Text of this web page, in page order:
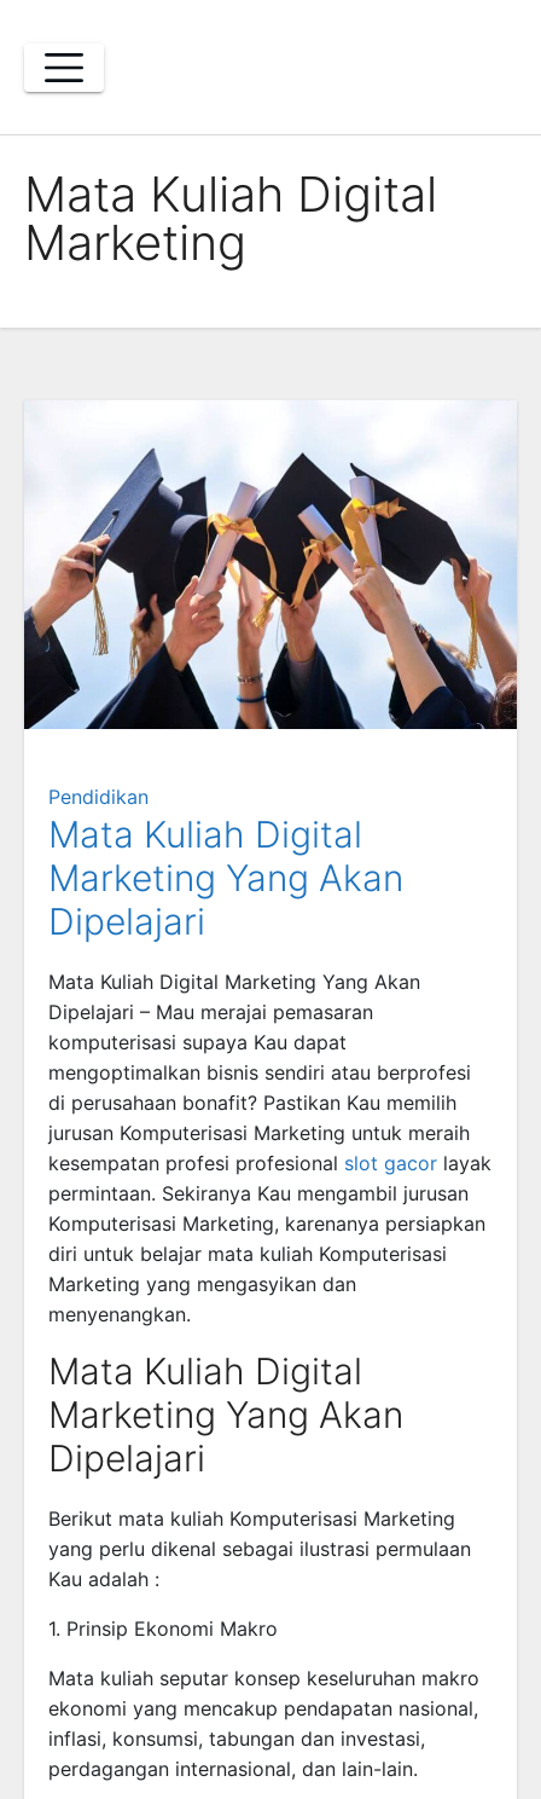
content
Mata Kuliah Digital
Marketing
Pendidikan
Mata Kuliah Digital
Marketing Yang Akan
Dipelajari
Mata Kuliah Digital Marketing Yang Akan
Dipelajari – Mau merajai pemasaran
komputerisasi supaya Kau dapat
mengoptimalkan bisnis sendiri atau berprofesi
di perusahaan bonafit? Pastikan Kau memilih
jurusan Komputerisasi Marketing untuk meraih
kesempatan profesi profesional slot gacor layak
permintaan. Sekiranya Kau mengambil jurusan
Komputerisasi Marketing, karenanya persiapkan
diri untuk belajar mata kuliah Komputerisasi
Marketing yang mengasyikan dan
menyenangkan.
Mata Kuliah Digital
Marketing Yang Akan
Dipelajari
Berikut mata kuliah Komputerisasi Marketing
yang perlu dikenal sebagai ilustrasi permulaan
Kau adalah :
1. Prinsip Ekonomi Makro
Mata kuliah seputar konsep keseluruhan makro
ekonomi yang mencakup pendapatan nasional,
inflasi, konsumsi, tabungan dan investasi,
perdagangan internasional, dan lain-lain.